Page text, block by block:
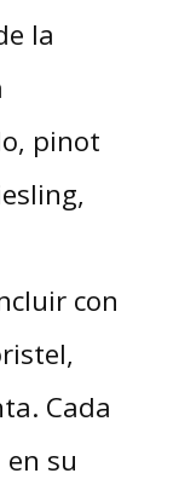
la
pinot
con
Cada
su